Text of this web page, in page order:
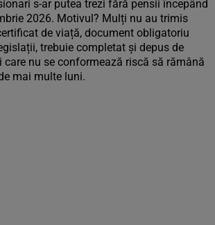
s-ar putea trezi fără pensii începând
2026. Motivul? Mulți nu au trimis
de viață, document obligatoriu
trebuie completat și depus de
care nu se conformează riscă să rămână
mai multe luni.